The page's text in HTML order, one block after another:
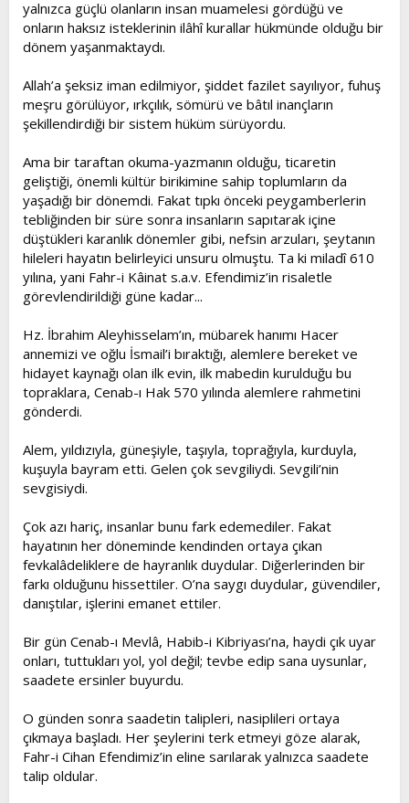
yalnızca güçlü olanların insan muamelesi gördüğü ve
onların haksız isteklerinin ilâhî kurallar hükmünde olduğu bir
dönem yaşanmaktaydı.
Allah’a şeksiz iman edilmiyor, şiddet fazilet sayılıyor, fuhuş
meşru görülüyor, ırkçılık, sömürü ve bâtıl inançların
şekillendirdiği bir sistem hüküm sürüyordu.
Ama bir taraftan okuma-yazmanın olduğu, ticaretin
geliştiği, önemli kültür birikimine sahip toplumların da
yaşadığı bir dönemdi. Fakat tıpkı önceki peygamberlerin
tebliğinden bir süre sonra insanların sapıtarak içine
düştükleri karanlık dönemler gibi, nefsin arzuları, şeytanın
hileleri hayatın belirleyici unsuru olmuştu. Ta ki miladî 610
yılına, yani Fahr-i Kâinat s.a.v. Efendimiz’in risaletle
görevlendirildiği güne kadar...
Hz. İbrahim Aleyhisselam’ın, mübarek hanımı Hacer
annemizi ve oğlu İsmail’i bıraktığı, alemlere bereket ve
hidayet kaynağı olan ilk evin, ilk mabedin kurulduğu bu
topraklara, Cenab-ı Hak 570 yılında alemlere rahmetini
gönderdi.
Alem, yıldızıyla, güneşiyle, taşıyla, toprağıyla, kurduyla,
kuşuyla bayram etti. Gelen çok sevgiliydi. Sevgili’nin
sevgisiydi.
Çok azı hariç, insanlar bunu fark edemediler. Fakat
hayatının her döneminde kendinden ortaya çıkan
fevkalâdeliklere de hayranlık duydular. Diğerlerinden bir
farkı olduğunu hissettiler. O’na saygı duydular, güvendiler,
danıştılar, işlerini emanet ettiler.
Bir gün Cenab-ı Mevlâ, Habib-i Kibriyası’na, haydi çık uyar
onları, tuttukları yol, yol değil; tevbe edip sana uysunlar,
saadete ersinler buyurdu.
O günden sonra saadetin talipleri, nasiplileri ortaya
çıkmaya başladı. Her şeylerini terk etmeyi göze alarak,
Fahr-i Cihan Efendimiz’in eline sarılarak yalnızca saadete
talip oldular.